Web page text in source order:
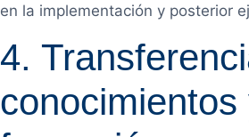
en la implementación y posterior
4.
conocimientos